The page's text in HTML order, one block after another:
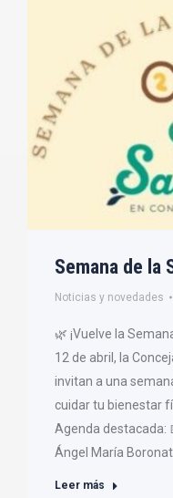
Semana de la
Noticias y novedades
🌿 ¡Vuelve la
12 de abril, la
invitan a una
cuidar tu bienestar
Agenda destacada:
Ángel María Boronat
Leer más